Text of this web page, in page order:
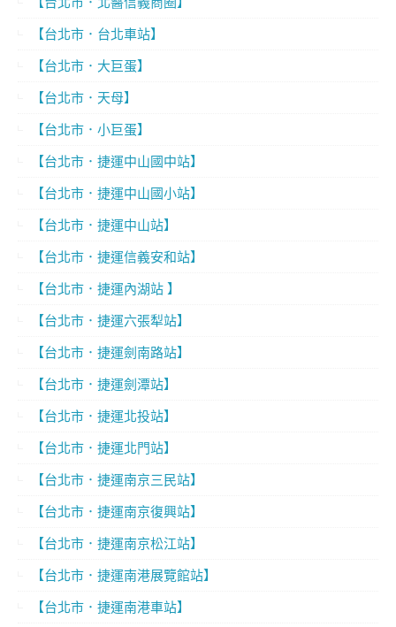
【台北市．台北車站】
【台北市．大巨蛋】
【台北市．天母】
【台北市．小巨蛋】
【台北市．捷運中山國中站】
【台北市．捷運中山國小站】
【台北市．捷運中山站】
【台北市．捷運信義安和站】
【台北市．捷運內湖站 】
【台北市．捷運六張犁站】
【台北市．捷運劍南路站】
【台北市．捷運劍潭站】
【台北市．捷運北投站】
【台北市．捷運北門站】
【台北市．捷運南京三民站】
【台北市．捷運南京復興站】
【台北市．捷運南京松江站】
【台北市．捷運南港展覽館站】
【台北市．捷運南港車站】